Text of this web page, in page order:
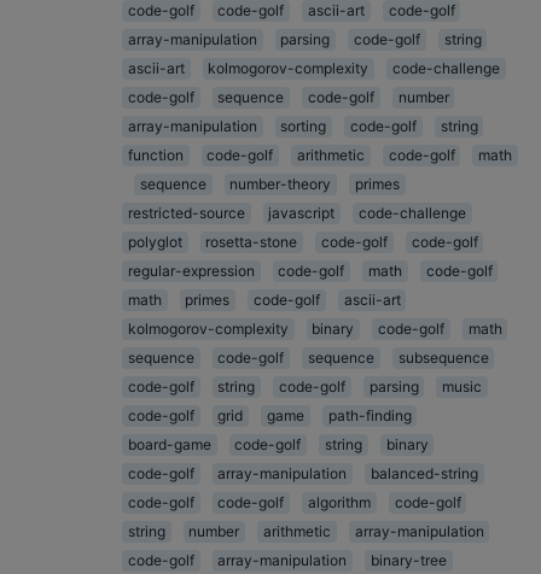
code-golf
code-golf ascii-art
code-golf
array-manipulation
parsing code-golf
string
ascii-art
kolmogorov-complexity
code-challenge
code-golf
sequence code-golf
number
array-manipulation
sorting code-golf
string
function
code-golf arithmetic code-golf
math
sequence
number-theory
primes
restricted-source
javascript
code-challenge
polyglot
rosetta-stone code-golf
code-golf
regular-expression
code-golf math
code-golf
math
primes code-golf
ascii-art
kolmogorov-complexity
binary code-golf
math
sequence
code-golf sequence
subsequence
code-golf
string code-golf parsing
music
code-golf
grid game
path-finding
board-game
code-golf string
binary
code-golf
array-manipulation
balanced-string
code-golf
code-golf algorithm
code-golf
string
number arithmetic
array-manipulation
code-golf
array-manipulation
binary-tree